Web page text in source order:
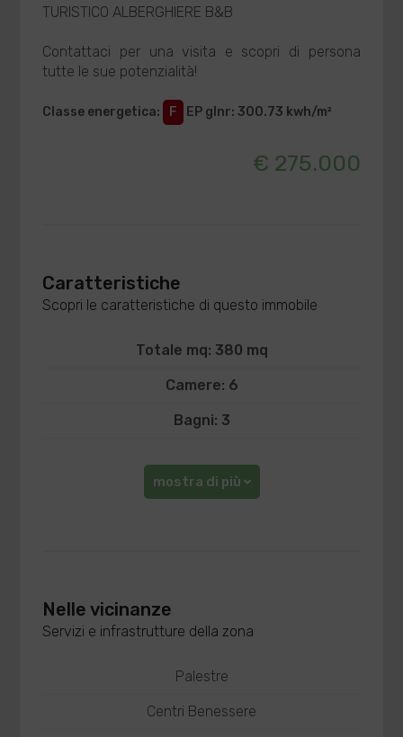
TURISTICO ALBERGHIERE B&B
Contattaci per una visita e scopri di persona
tutte le sue potenzialità!
Classe energetica: F EP glnr: 300.73 kwh/m²
€ 275.000
Caratteristiche
Scopri le caratteristiche di questo immobile
Totale mq: 380 mq
Camere: 6
Bagni: 3
mostra di più
Nelle vicinanze
Servizi e infrastrutture della zona
Palestre
Centri Benessere